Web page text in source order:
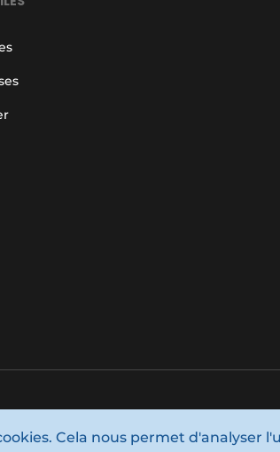
Louwersmediagroep.
Cela nous permet d'analyser